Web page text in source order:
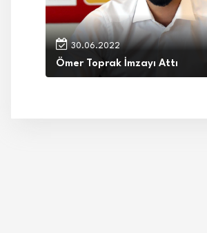
30.06.2022
Ömer Toprak İmzayı Attı